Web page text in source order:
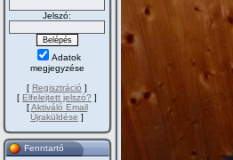
Jelszó:
Adatok
megjegyzése
[ Regisztráció ]
[ Elfelejtett jelszó? ]
[Aktiváló Email
Újraküldése ]
Fenntartó